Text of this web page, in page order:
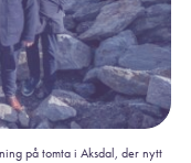
på tomta i Aksdal, der nytt